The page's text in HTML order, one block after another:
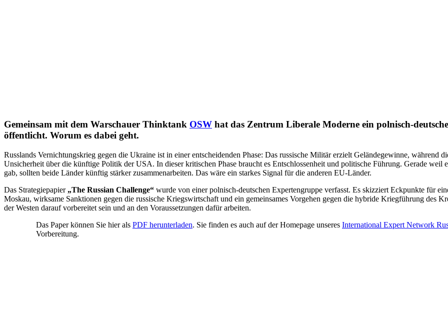
Gemein­sam mit dem War­schauer Thinktank OSW hat das Zentrum Libe­rale Moderne ein pol­nisch-
öf­fent­licht. Worum es dabei geht.
Russ­lands Ver­nich­tungs­krieg gegen die Ukraine ist in einer ent­schei­den­den Phase: Das rus­si­sche Militär erzielt Gelän­de­ge­winne, während
Unsi­cher­heit über die künf­tige Politik der USA. In dieser kri­ti­schen Phase braucht es Ent­schlos­sen­heit und poli­ti­sche Führung. Gerade weil
gab, sollten beide Länder künftig stärker zusam­men­ar­bei­ten. Das wäre ein starkes Signal für die anderen EU-Länder.
Das Stra­te­gie­pa­pier „The Russian Chall­enge“ wurde von einer pol­nisch-deut­­schen Exper­ten­gruppe ver­fasst. Es skiz­ziert Eck­punkte für
Moskau, wirk­same Sank­tio­nen gegen die rus­si­sche Kriegs­wirt­schaft und ein gemein­sa­mes Vor­ge­hen gegen die hybride Krieg­füh­rung des
der Westen darauf vor­be­rei­tet sein und an den Vor­aus­set­zun­gen dafür arbeiten.
Das Paper können Sie hier als PDF her­un­ter­la­den. Sie finden es auch auf der Home­page unseres Inter­na­tio­nal Expert Network
Vorbereitung.